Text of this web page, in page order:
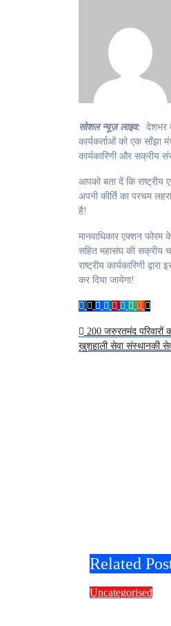
सोशल न्यूज़ लाइव: देशभर
कार्यकर्ताओं को एक साँझा
कार्यकारिणी और सक्रीय
आपको बता दें कि
अपनी कीर्ति का परचम
है!
मानवाधिकार एक्शन फोरम
सहित महासंघ की सक्रीय
राष्ट्रीय कार्यकारिणी
कर दिया जायेगा!
Post
200 जरुरतमंद परिवारों
खुशहाली सेवा संस्थानकी
Related
Uncategorised